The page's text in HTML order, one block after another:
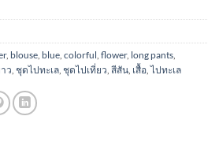
, blouse blue colorful flower, long pants
ว ชุดไปทะเล ชุดไปเที่ยว สีสัน เสื้อ ,ไปทะเล